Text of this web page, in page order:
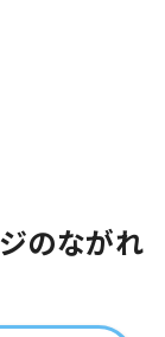
のながれ